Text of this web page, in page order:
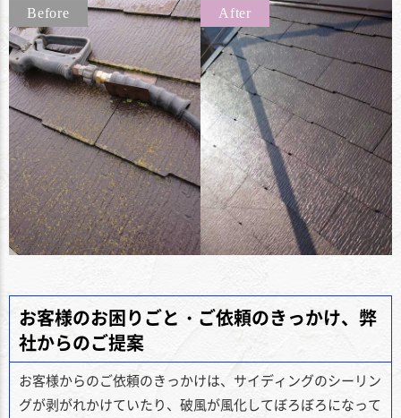
お客様のお困りごと・ご依頼のきっかけ、弊
社からのご提案
お客様からのご依頼のきっかけは、サイディングのシーリン
グが剥がれかけていたり、破風が風化してぼろぼろになって